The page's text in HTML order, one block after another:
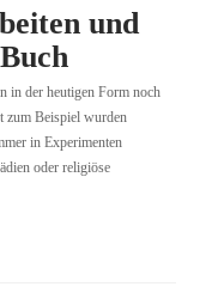
und
in der heutigen Form noch
zum Beispiel wurden
in Experimenten
oder religiöse